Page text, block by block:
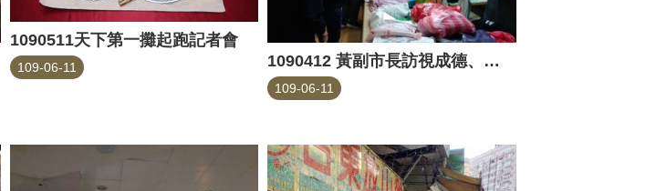
1090511天下第一攤起跑記者會
109-06-11 1090412 黃副市長訪視成德、永春市場
109-06-11